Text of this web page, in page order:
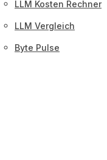
LLM Kosten Rechner
LLM Vergleich
Byte Pulse